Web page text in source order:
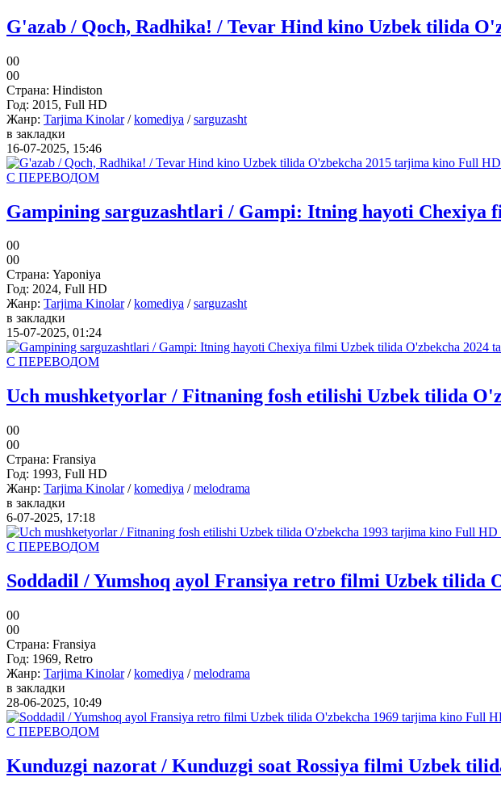
G'azab / Qoch, Radhika! / Tevar Hind kino Uzbek tilida
00
00
Страна: Hindiston
Год: 2015, Full HD
Жанр: Tarjima Kinolar/komediya /sarguzasht
в закладки
16-07-2025, 15:46
С ПЕРЕВОДОМ
Gampining sarguzashtlari / Gampi: Itning hayoti
00
00
Страна: Yaponiya
Год: 2024, Full HD
Жанр: Tarjima Kinolar/komediya /sarguzasht
в закладки
15-07-2025, 01:24
С ПЕРЕВОДОМ
Uch mushketyorlar / Fitnaning fosh etilishi Uzbek tilida
00
00
Страна: Fransiya
Год: 1993, Full HD
Жанр: Tarjima Kinolar/komediya /melodrama
в закладки
6-07-2025, 17:18
С ПЕРЕВОДОМ
Soddadil / Yumshoq ayol Fransiya retro filmi Uzbek tilida
00
00
Страна: Fransiya
Год: 1969, Retro
Жанр: Tarjima Kinolar/komediya /melodrama
в закладки
28-06-2025, 10:49
С ПЕРЕВОДОМ
Kunduzgi nazorat / Kunduzgi soat Rossiya filmi Uzbek